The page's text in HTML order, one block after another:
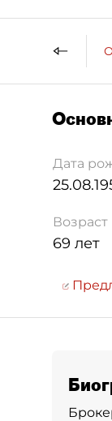
Дата
Возраст
69 лет